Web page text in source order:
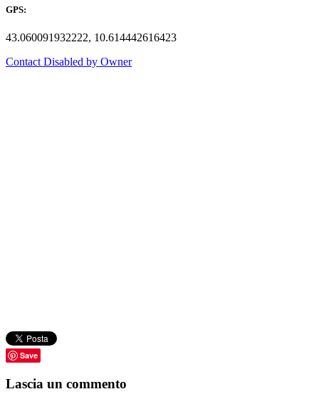
GPS:
43.060091932222, 10.614442616423
Contact Disabled by Owner
Save
Lascia un commento